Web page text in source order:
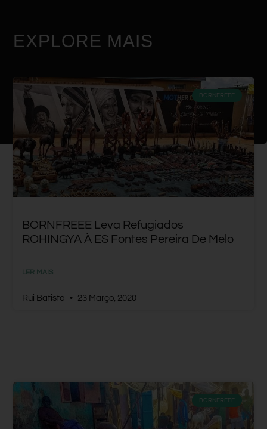
EXPLORE MAIS
BORNFREEE
BORNFREEE Leva Refugiados
ROHINGYA À ES Fontes Pereira De Melo
LER MAIS
Rui Batista 23 Março, 2020
BORNFREEE